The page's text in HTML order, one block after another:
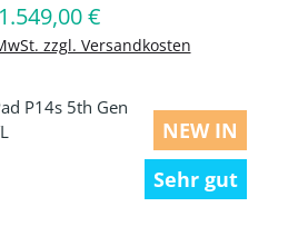
Regulärer Preis:
1.549,00 €
zzgl. Versandkosten
Warenkorb
NEW IN
Sehr gut